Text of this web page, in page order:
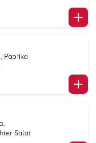
Paprika
Salat